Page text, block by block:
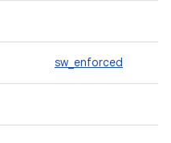
sw_enforced